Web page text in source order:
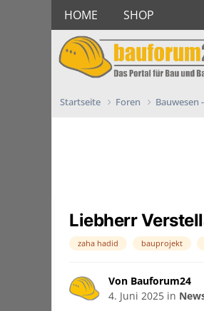
HOME SHOP
Startseite Foren Bauwesen
Liebherr
zaha hadid bauprojekt
Von Bauforum24
4. Juni 2025 in